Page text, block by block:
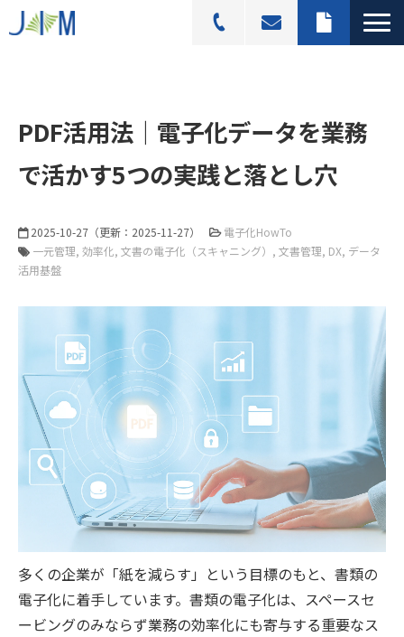
活用シーン
導入事例
よくあるご質問
PDF活用法｜電子化データを業務
で活かす5つの実践と落とし穴
2025-10-27 （更新： 2025-11-27）
電子化HowTo
一元管理 効率化 文書の電子化（スキャニング） 文書管理 DX データ
活用基盤
多くの企業が「紙を減らす」という目標のもと、書類の
電子化に着手しています。書類の電子化は、スペースセ
ービングのみならず業務の効率化にも寄与する重要なス